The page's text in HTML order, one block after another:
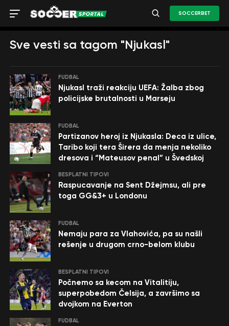
SOCCERBET
Sve vesti sa tagom "Njukasl"
FUDBAL
Njukasl traži reakciju UEFA: Žalba zbog
policijske brutalnosti u Marseju
FUDBAL
Partizanov heroj iz Njukasla: Deca iz ulice,
Taribo koji tera Širera da menja nekoliko
dresova i “Mateusov penal” u Švedskoj
BESPLATNI TIPOVI
Raspucavanje na Sent Džejmsu, ali pre
toga GG&3+ u Londonu
FUDBAL
Nemaju para za Vlahovića, pa su našli
rešenje u drugom crno-belom klubu
BESPLATNI TIPOVI
Počnemo sa kecom na Vitalitiju,
superpobedom Čelsija, a završimo sa
dvojkom na Everton
FUDBAL